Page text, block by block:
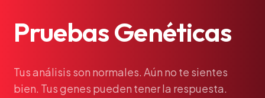
Atención el Mismo Día
Psiquiatría
Telemedicina
Lun–Vie 8:30AM–4:30PM · Sáb con cita
PruebasGenéticas
Tusanálisis son normales. Aún no te sientes
bien. Tusgenes pueden tenerla respuesta.